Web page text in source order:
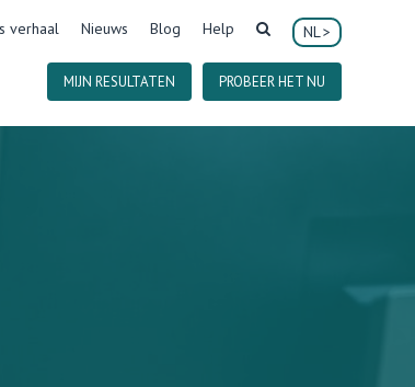
verhaal Nieuws Blog Help NL
MIJN RESULTATEN PROBEER HET NU